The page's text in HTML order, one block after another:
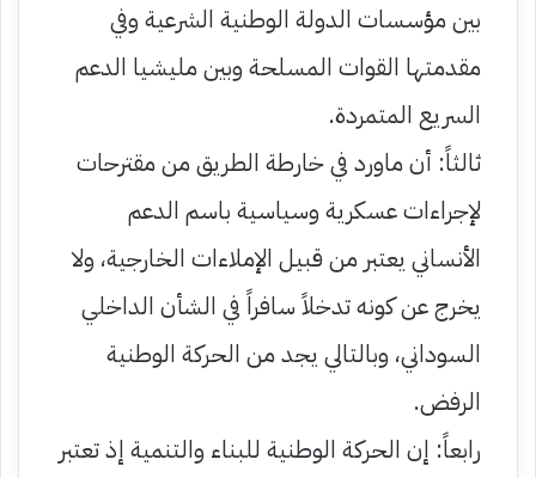
بين مؤسسات الدولة الوطنية الشرعية وفي
مقدمتها القوات المسلحة وبين مليشيا الدعم
السريع المتمردة.
ثالثاً: أن ماورد في خارطة الطريق من مقترحات
لإجراءات عسكرية وسياسية باسم الدعم
الأنساني يعتبر من قبيل الإملاءات الخارجية، ولا
يخرج عن كونه تدخلاً سافراً في الشأن الداخلي
السوداني، وبالتالي يجد من الحركة الوطنية
الرفض.
رابعاً: إن الحركة الوطنية للبناء والتنمية إذ تعتبر